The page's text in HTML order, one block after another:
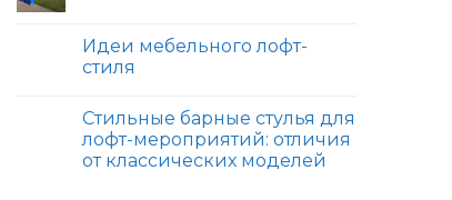
Идеи мебельного лофт-
стиля
Стильные барные стулья для
лофт-мероприятий: отличия
от классических моделей